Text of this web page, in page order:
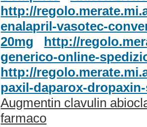
http://
enalapril-vasotec-
20mg
http://
generico-online-
http://
paxil-daparox-
Augmentin clavulin
farmaco